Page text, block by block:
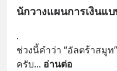
นักวางแผนการเงินแ
.
ช่วงนี้คำว่า “อัลตร้าสมู
ครับ... อ่านต่อ